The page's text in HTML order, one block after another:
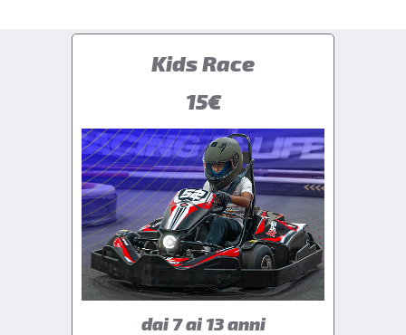
Kids Race
15€
dai 7 ai 13 anni